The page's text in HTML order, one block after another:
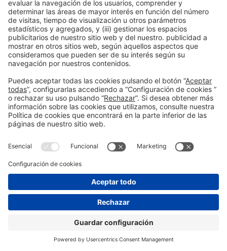
12:30h
CONFERENCIA | BIZBARCELONA 2025 LIDERAZGO
Seducción del talento –
CANCELADA
#Liderazgo y organización
Mié 15 12:30h - 13:00h
Lideratge i talent
Leer más